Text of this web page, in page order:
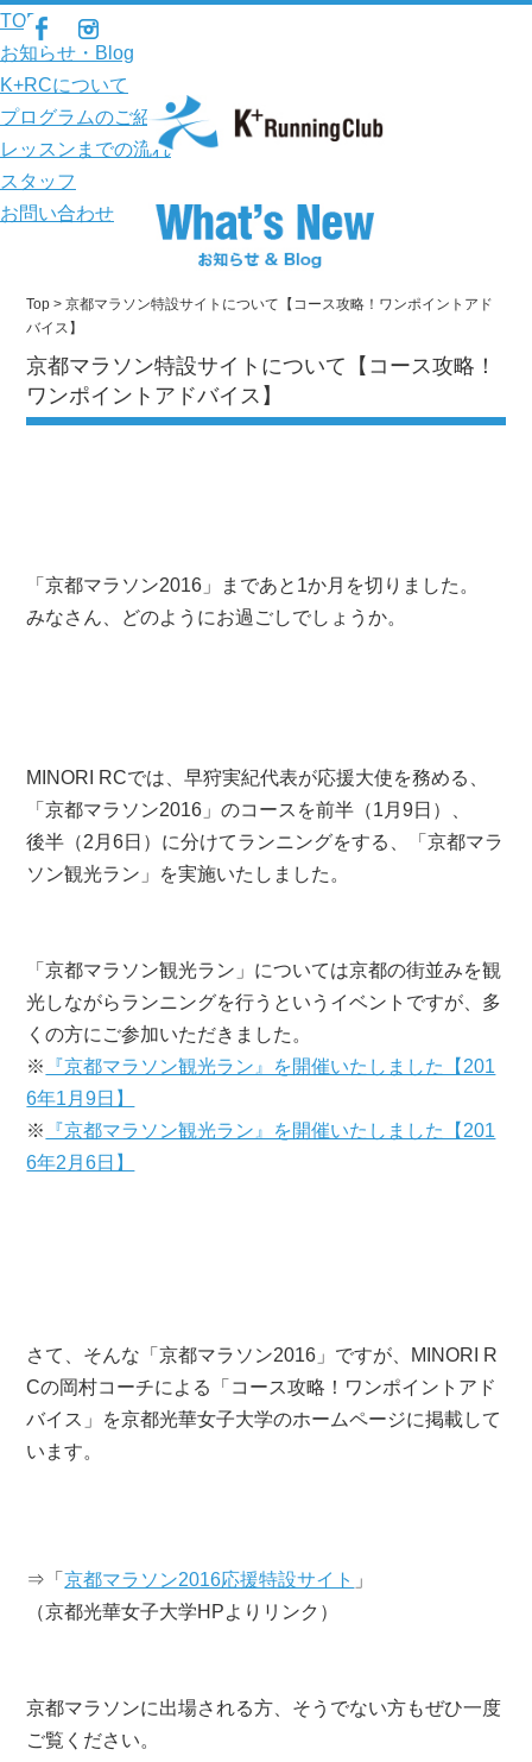
TOP
お知らせ・Blog
K+RCについて
プログラムのご紹介
レッスンまでの流れ
スタッフ
お問い合わせ
Top > 京都マラソン特設サイトについて【コース攻略！ワンポイントアド
バイス】
京都マラソン特設サイトについて【コース攻略！
ワンポイントアドバイス】
「京都マラソン2016」まであと1か月を切りました。
みなさん、どのようにお過ごしでしょうか。
MINORI RCでは、早狩実紀代表が応援大使を務める、
「京都マラソン2016」のコースを前半（1月9日）、
後半（2月6日）に分けてランニングをする、「京都マラ
ソン観光ラン」を実施いたしました。
「京都マラソン観光ラン」については京都の街並みを観
光しながらランニングを行うというイベントですが、多
くの方にご参加いただきました。
※
『京都マラソン観光ラン』を開催いたしました【201
6年1月9日】
※
『京都マラソン観光ラン』を開催いたしました【201
6年2月6日】
さて、そんな「京都マラソン2016」ですが、MINORI R
Cの岡村コーチによる「コース攻略！ワンポイントアド
バイス」を京都光華女子大学のホームページに掲載して
います。
⇒「京都マラソン2016応援特設サイト 」
（京都光華女子大学HPよりリンク）
京都マラソンに出場される方、そうでない方もぜひ一度
ご覧ください。